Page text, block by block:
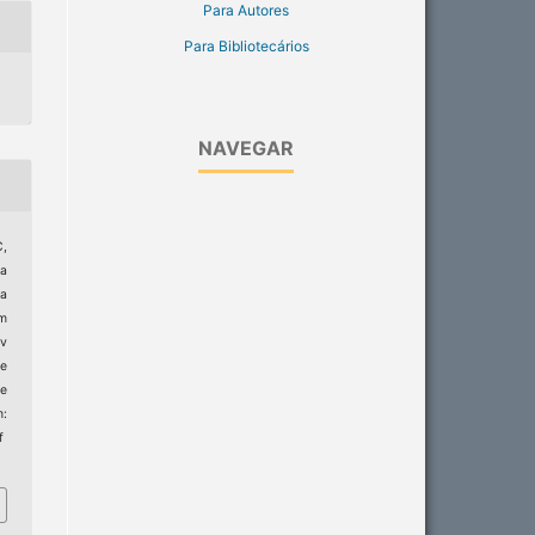
Para Autores
Para Bibliotecários
NAVEGAR